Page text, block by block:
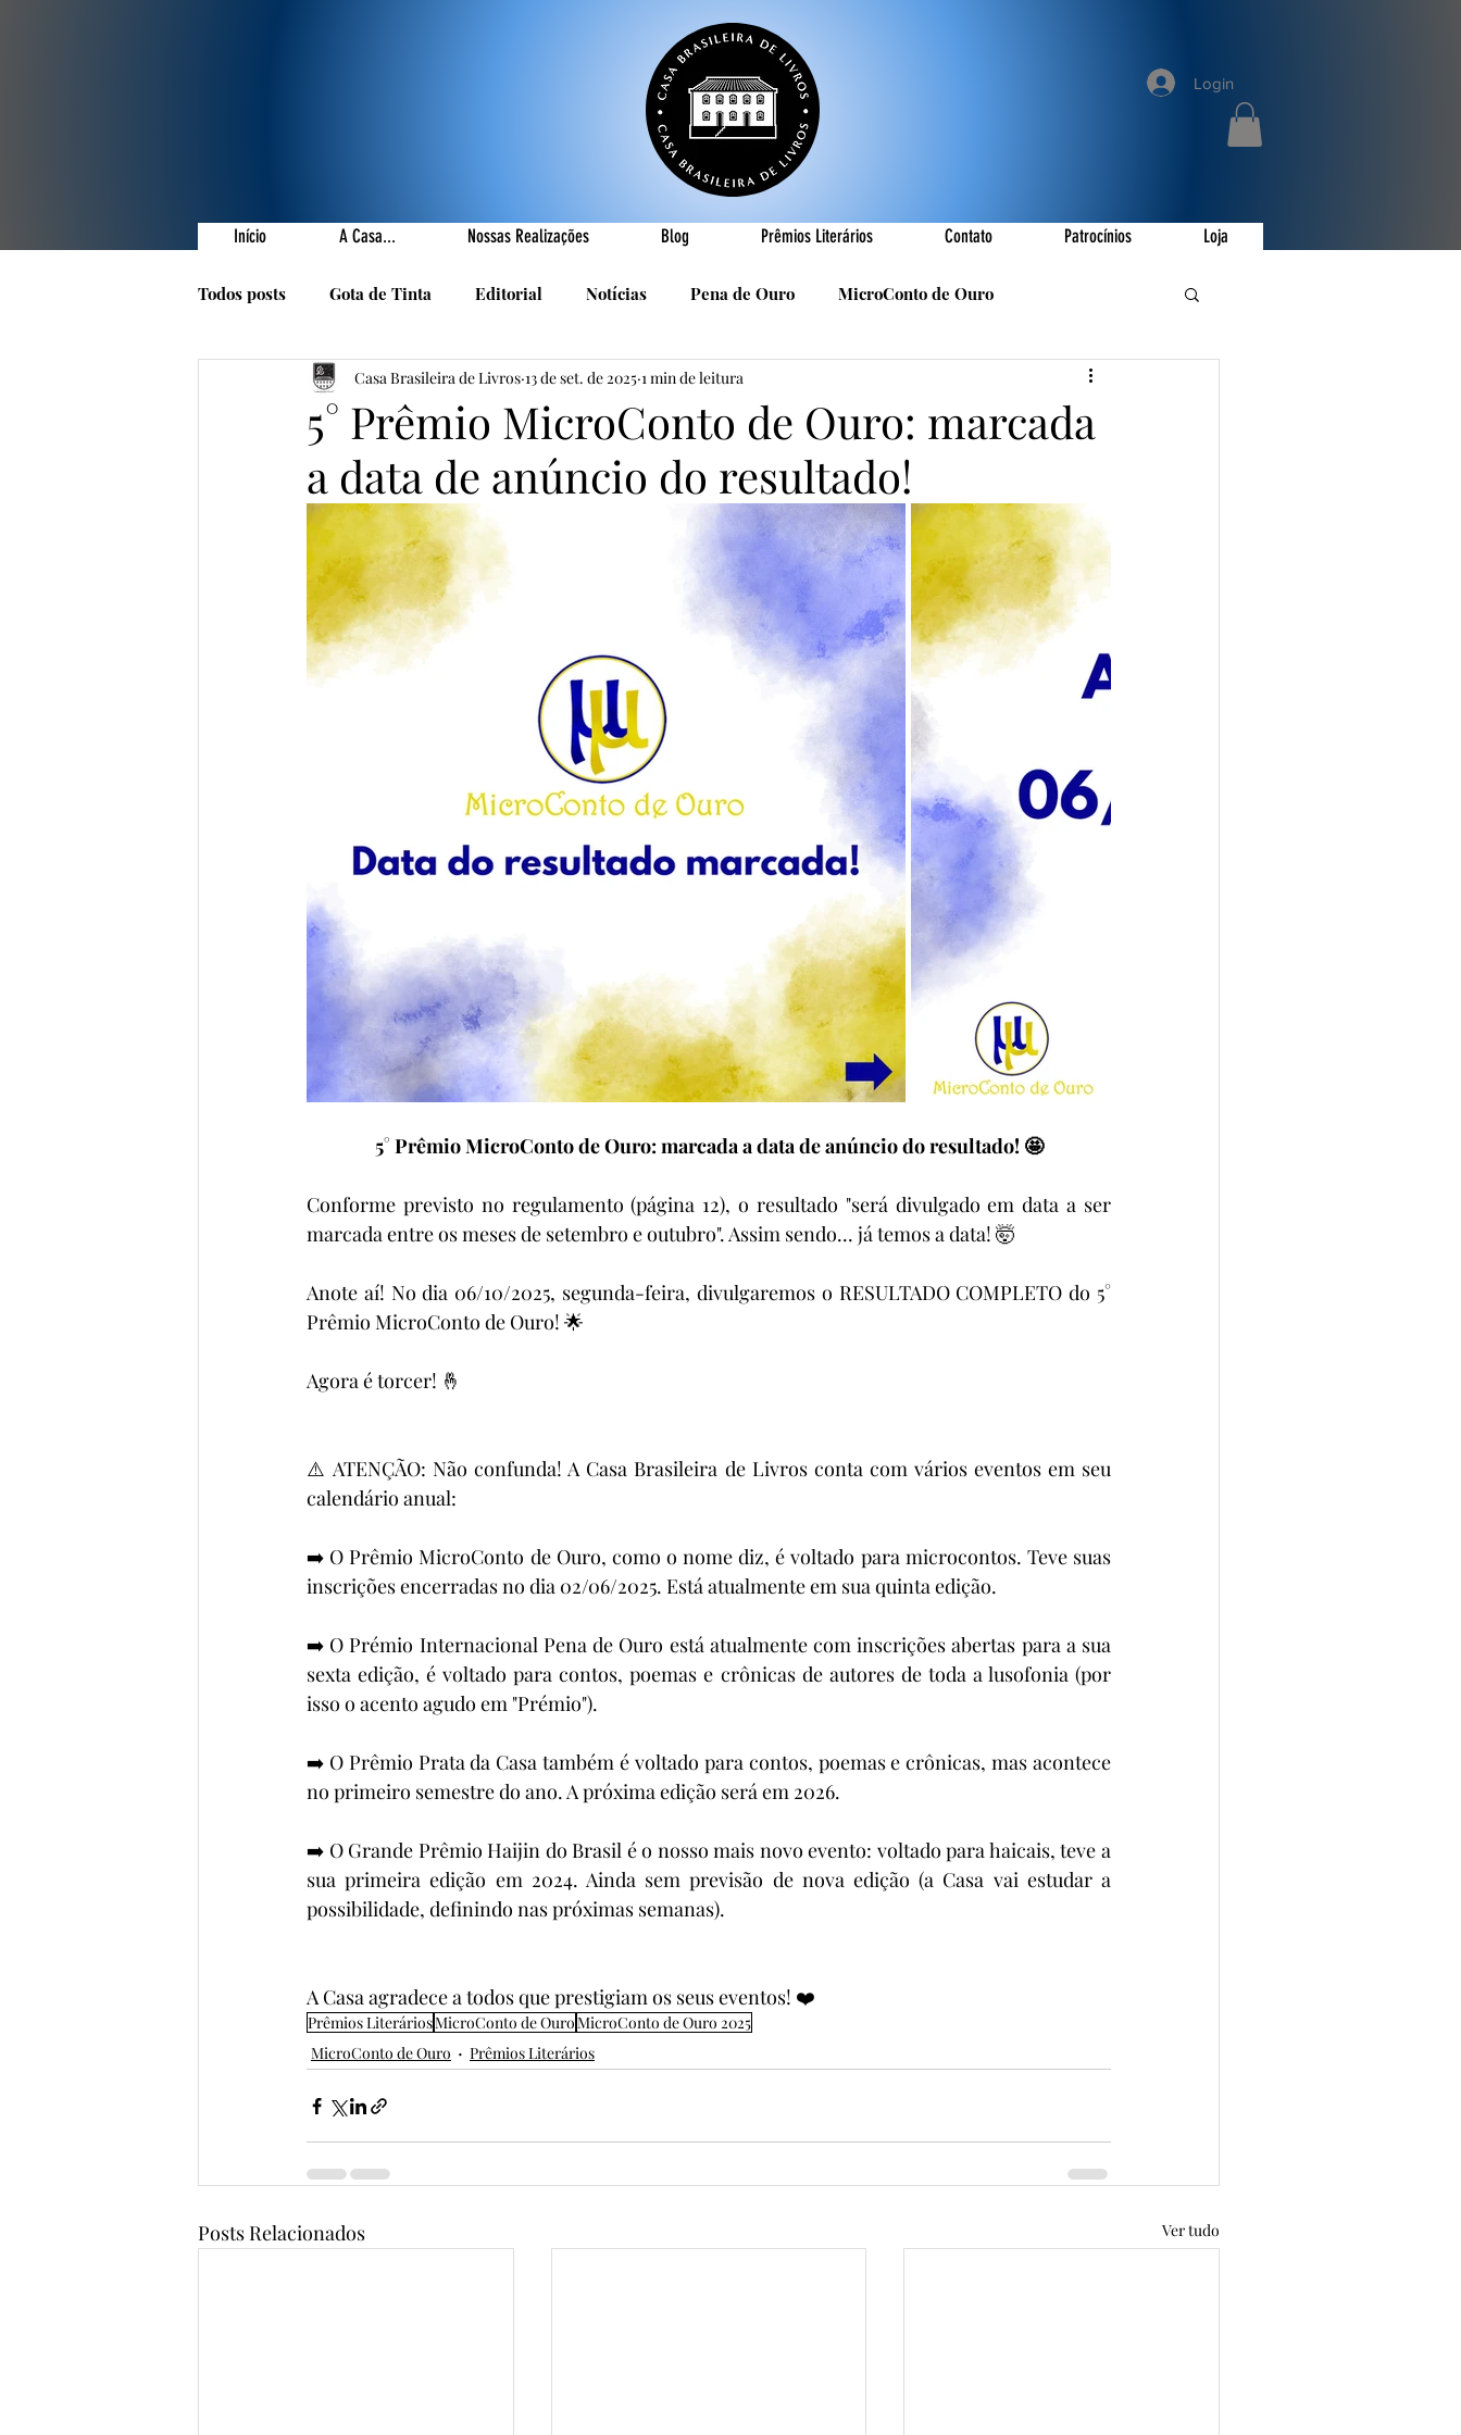
Início A Casa... Nossas Realizações Blog Prêmios Literários Contato Patrocínios Loja
Login
Todos posts Gota de Tinta Editorial Notícias Pena de Ouro MicroConto de Ouro
Prêmios Literários Nossas Realizações Cândido Luís Vasques
1001 Poetas Autores da Casa R. Roldan-Roldan Carlos Nejar Sebastião Burnay
Prata da Casa Semifinalistas Pena de Ouro 2023 Finalistas Pena de Ouro 2023
Vencedores Pena de Ouro 2023 Clube da Casa MicroConto de Ouro 2024
Finalistas MicroConto 2024 Vencedores MicroConto de Ouro 2024
Gabriel Figueiraes Pena de Ouro 2025 MicroConto de Ouro 2025
5° Prêmio MicroConto de Ouro: marcada
a data de anúncio do resultado!
Casa Brasileira de Livros 13 de set. de 2025 1 min de leitura
5° Prêmio MicroConto de Ouro: marcada a data de anúncio do resultado! 🤩
Conforme previsto no regulamento (página 12), o resultado "será divulgado em data a ser
marcada entre os meses de setembro e outubro". Assim sendo... já temos a data! 🤯
Anote aí! No dia 06/10/2025, segunda-feira, divulgaremos o RESULTADO COMPLETO do 5°
Prêmio MicroConto de Ouro! 🌟
Agora é torcer! 🤞
⚠️ ATENÇÃO: Não confunda! A Casa Brasileira de Livros conta com vários eventos em seu
calendário anual:
➡️ O Prêmio MicroConto de Ouro, como o nome diz, é voltado para microcontos. Teve suas
inscrições encerradas no dia 02/06/2025. Está atualmente em sua quinta edição.
➡️ O Prémio Internacional Pena de Ouro está atualmente com inscrições abertas para a sua
sexta edição, é voltado para contos, poemas e crônicas de autores de toda a lusofonia (por
isso o acento agudo em "Prémio").
➡️ O Prêmio Prata da Casa também é voltado para contos, poemas e crônicas, mas acontece
no primeiro semestre do ano. A próxima edição será em 2026.
➡️ O Grande Prêmio Haijin do Brasil é o nosso mais novo evento: voltado para haicais, teve a
sua primeira edição em 2024. Ainda sem previsão de nova edição (a Casa vai estudar a
possibilidade, definindo nas próximas semanas).
A Casa agradece a todos que prestigiam os seus eventos! ❤️
Prêmios LiteráriosMicroConto de OuroMicroConto de Ouro 2025
MicroConto de Ouro
Prêmios Literários
Posts Relacionados Ver tudo